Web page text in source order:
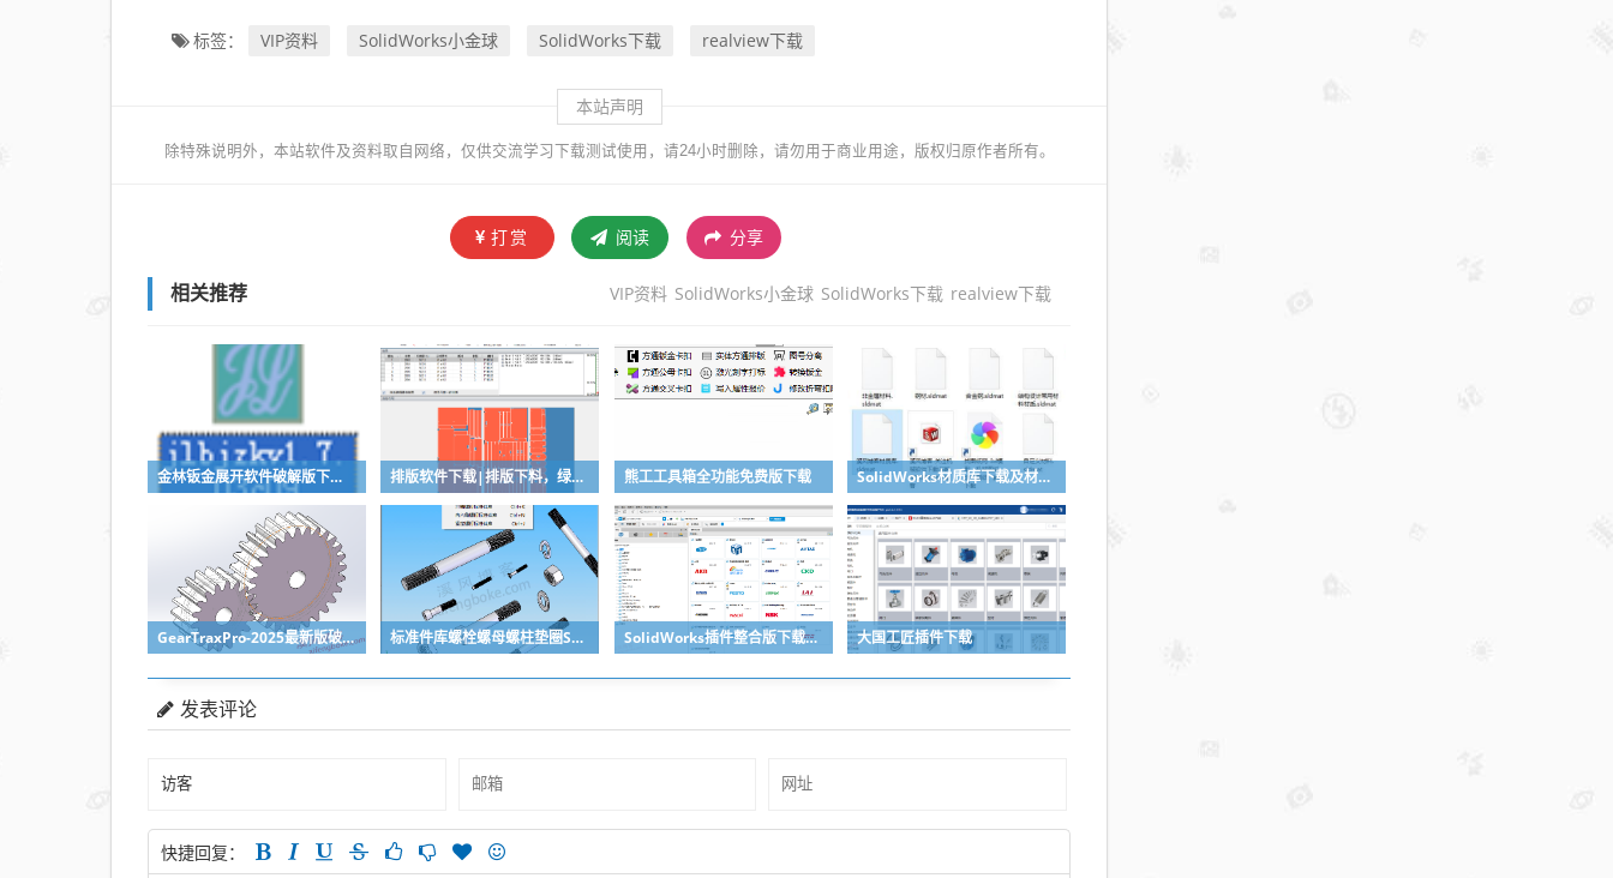
标签： VIP资料 SolidWorks小金球 SolidWorks下载 realview下载
本站声明
除特殊说明外，本站软件及资料取自网络，仅供交流学习下载测试使用，请24小时删除，请勿用于商业用途，版权归原作者所有。
打赏 阅读 分享
相关推荐 VIP资料 SolidWorks小金球 SolidWorks下载 realview下载
金林钣金展开软件破解版下载与安装使用教程 排版软件下载|排版下料，绿色免安装 熊工工具箱全功能免费版下载 SolidWorks材质库下载及材质库导入方法
GearTraxPro-2025最新版破解版下载，免注册免破解直接用SolidWorks齿轮/链轮/带轮插件 标准件库螺栓螺母螺柱垫圈SolidWorks标准件插件 SolidWorks插件整合版下载，适合各个版本SolidWorks 大国工匠插件下载
发表评论
快捷回复：